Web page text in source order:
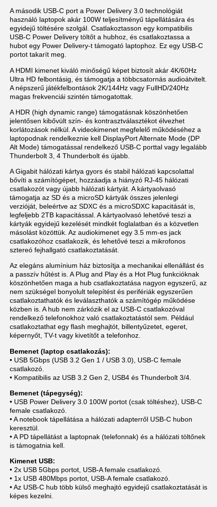
A második USB-C port a Power Delivery 3.0 technológiát
használó laptopok akár 100W teljesítményű tápellátására és
egyidejű töltésére szolgál. Csatlakoztasson egy kompatibilis
USB-C Power Delivery töltőt a hubhoz, és csatlakoztassa a
hubot egy Power Delivery-t támogató laptophoz. Ez egy USB-C
portot takarít meg.
A HDMI kimenet kiváló minőségű képet biztosít akár 4K/60Hz
Ultra HD felbontásig, és támogatja a többcsatornás audioátvitelt.
A népszerű játékfelbontások 2K/144Hz vagy FullHD/240Hz
magas frekvenciái szintén támogatottak.
A HDR (high dynamic range) támogatásnak köszönhetően
jelentősen kibővült szín- és kontrasztválasztékot élvezhet
korlátozások nélkül. A videokimenet megfelelő működéséhez a
laptopodnak rendelkeznie kell DisplayPort Alternate Mode (DP
Alt Mode) támogatással rendelkező USB-C porttal vagy legalább
Thunderbolt 3, 4 Thunderbolt és újabb.
A Gigabit hálózati kártya gyors és stabil hálózati kapcsolattal
bővíti a számítógépet, hozzáadja a hiányzó RJ-45 hálózati
csatlakozót vagy újabb hálózati kártyát. A kártyaolvasó
támogatja az SD és a microSD kártyák összes jelenlegi
verzióját, beleértve az SDXC és a microSDXC kapacitását is,
legfeljebb 2TB kapacitással. A kártyaolvasó lehetővé teszi a
kártyák egyidejű kezelését mindkét foglalatban és a közvetlen
másolást közöttük. Az audiokimenet egy 3.5 mm-es jack
csatlakozóhoz csatlakozik, és lehetővé teszi a mikrofonos
sztereó fejhallgató csatlakoztatását.
Az elegáns alumínium ház biztosítja a mechanikai ellenállást és
a passzív hűtést is. A Plug and Play és a Hot Plug funkcióknak
köszönhetően maga a hub csatlakoztatása nagyon egyszerű, az
nem szükségel bonyolult telepítést és perifériák egyszerűen
csatlakoztathatók és leválaszthatók a számítógép működése
közben is. A hub nem zárkózik el az USB-C csatlakozóval
rendelkező telefonokhoz való csatlakoztatástól sem. Például
csatlakoztathat egy flash meghajtót, billentyűzetet, egeret,
képernyőt, TV-t vagy kivetítőt a telefonhoz.
Bemenet (laptop csatlakozás):
• USB 5Gbps (USB 3.2 Gen 1 / USB 3.0), USB-C female
csatlakozó.
• Kompatibilis az USB 3.2 Gen 2, USB4 és Thunderbolt 3/4.
Bemenet (tápegység):
• USB Power Delivery 3.0 100W portot (csak töltéshez), USB-C
female csatlakozó.
• A notebook tápellátása a hálózati adapterről USB-C hubon
keresztül.
• A PD tápellátást a laptopnak (telefonnak) és a hálózati töltőnek
is támogatnia kell.
Kimenet USB:
• 2x USB 5Gbps portot, USB-A female csatlakozó.
• 1x USB 480Mbps portot, USB-A female csatlakozó.
• Az USB-C hub több külső meghajtó egyidejű csatlakoztatását is
képes kezelni.